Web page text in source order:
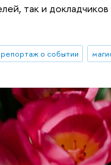
так и
репортаж о событии